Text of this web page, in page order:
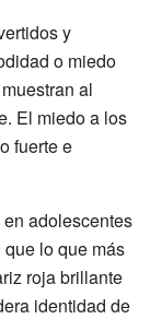
y
o miedo
al
El miedo a los
fuerte e
adolescentes
lo que más
roja brillante
identidad de